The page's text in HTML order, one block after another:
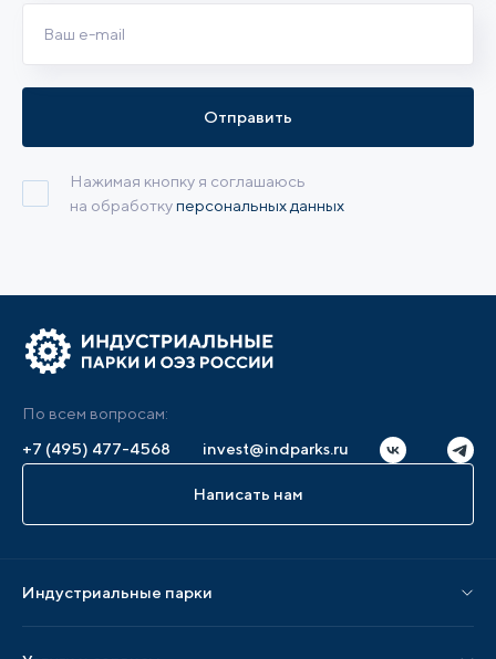
Нажимая кнопку я соглашаюсь
на обработкуперсональных данных
Отправить
По всем вопросам:
+7 (495) 477-4568
invest@indparks.ru
Написать нам
Индустриальные парки